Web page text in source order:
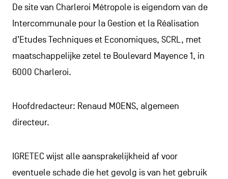
De site van Charleroi Métropole is eigendom van de
Intercommunale pour la Gestion et la Réalisation
d’Etudes Techniques et Economiques, SCRL, met
maatschappelijke zetel te Boulevard Mayence 1, in
6000 Charleroi.
Hoofdredacteur: Renaud MOENS, algemeen
directeur.
IGRETEC wijst alle aansprakelijkheid af voor
eventuele schade die het gevolg is van het gebruik